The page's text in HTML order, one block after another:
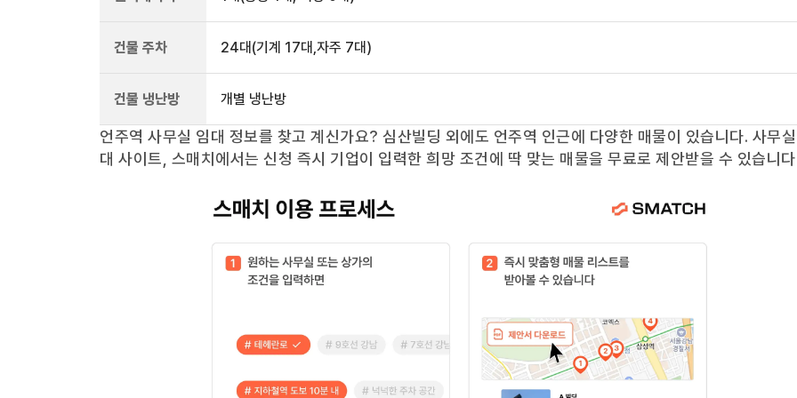
건물 주차 24대 (기계 17대,자주 7대)
건물 냉난방 개별 냉난방
언주역 사무실 임대 정보를 찾고 계신가요? 심산빌딩 외에도 언주역 인근에 다양한 매물이 있습니다. 사무
대 사이트, 스매치에서는 신청 즉시 기업이 입력한 희망 조건에 딱 맞는 매물을 무료로 제안받을 수 있습니